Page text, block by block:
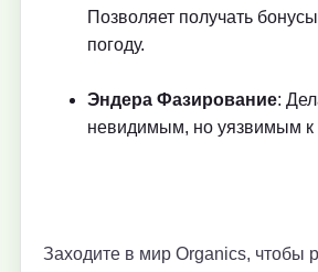
Позволяет получать
погоду.
Эндера Фазирование:
невидимым, но уязвимым к
Заходите в мир Organics, чтобы